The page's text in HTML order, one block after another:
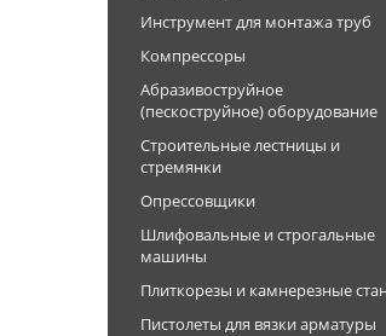
Инструмент для монтажа труб
Компрессоры
Абразивоструйное
(пескоструйное) оборудование
Строительные лестницы и
стремянки
Опрессовщики
Шлифовальные и строгальные
машины
Плиткорезы и камнерезные
Пистолеты для вязки арматуры